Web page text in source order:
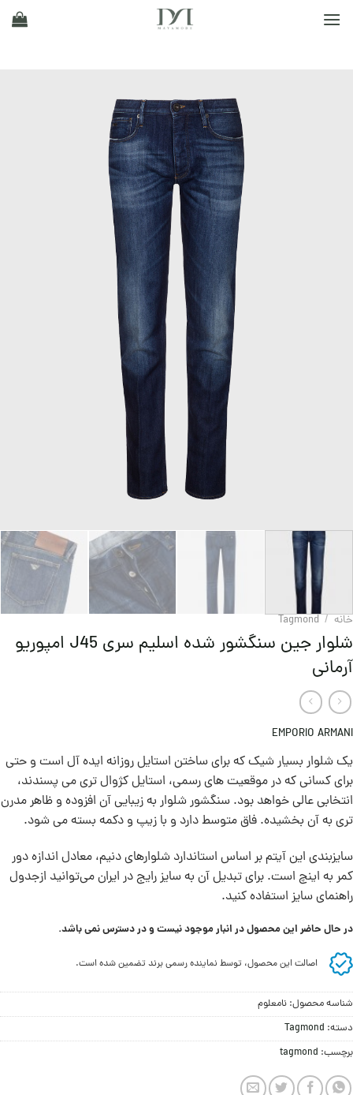
خانه /
Tagmond
شلوار جین سنگشور شده اسلیم سری J45 امپوریو
آرمانی
EMPORIO ARMANI
یک شلوار بسیار شیک که برای ساختن استایل روزانه ایده آل است و حتی
برای کسانی که در موقعیت های رسمی، استایل کژوال تری می پسندند،
انتخابی عالی خواهد بود. سنگشور شلوار به زیبایی آن افزوده و ظاهر مدرن
تری به آن بخشیده. فاق متوسط دارد و با زیپ و دکمه بسته می شود.
سايزبندی اين آيتم بر اساس استاندارد شلوارهای دنيم، معادل اندازه دور
کمر به اينچ است. برای تبديل آن به سايز رايج در ايران می‌توانيد ازجدول
راهنمای سايز استفاده کنيد.
در حال حاضر این محصول در انبار موجود نیست و در دسترس نمی باشد.
اصالت این محصول، توسط نماینده رسمی برند تضمین شده است.
شناسه محصول: نامعلوم
دسته: Tagmond
برچسب: tagmond